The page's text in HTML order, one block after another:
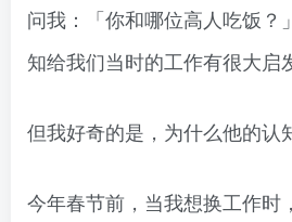
问我：「你和哪位高人吃饭？
知给我们当时的工作有很大启
但我好奇的是，为什么他的认
今年春节前，当我想换工作时